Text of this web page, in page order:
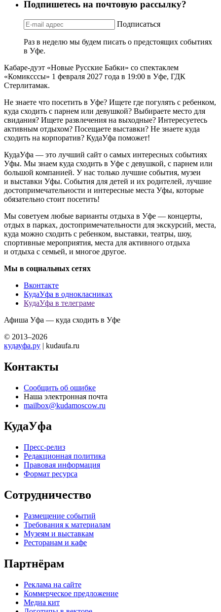
Подпишетесь на почтовую рассылку?
Подписаться
Раз в неделю мы будем писать о предстоящих событиях
в Уфе.
Кабаре-дуэт «Новые Русские Бабки» со спектаклем
«Комиксссы» 1 февраля 2027 года в 19:00 в Уфе, ГДК
Стерлитамак.
Не знаете что посетить в Уфе? Ищете где погулять с ребенком,
куда сходить с парнем или девушкой? Выбираете место для
свидания? Ищете развлечения на выходные? Интересуетесь
активным отдыхом? Посещаете выставки? Не знаете куда
сходить на корпоратив? КудаУфа поможет!
КудаУфа — это лучший сайт о самых интересных событиях
Уфы. Мы знаем куда сходить в Уфе с девушкой, с парнем или
большой компанией. У нас только лучшие события, музеи
и выставки Уфы. События для детей и их родителей, лучшие
достопримечательности и интересные места Уфы, которые
обязательно стоит посетить!
Мы советуем любые варианты отдыха в Уфе — концерты,
отдых в парках, достопримечательности для экскурсий, места,
куда можно сходить с ребенком, выставки, театры, шоу,
спортивные мероприятия, места для активного отдыха
и отдыха с семьей, и многое другое.
Мы в социальных сетях
Вконтакте
КудаУфа в однокласниках
КудаУфа в телеграме
Афиша Уфа — куда сходить в Уфе
© 2013–2026
кудауфа.ру | kudaufa.ru
Контакты
Сообщить об ошибке
Наша электронная почта
mailbox@kudamoscow.ru
КудаУфа
Пресс-релиз
Редакционная политика
Правовая информация
Формат ресурса
Сотрудничество
Размещение событий
Требования к материалам
Музеям и выставкам
Ресторанам и кафе
Партнёрам
Реклама на сайте
Коммерческое предложение
Медиа кит